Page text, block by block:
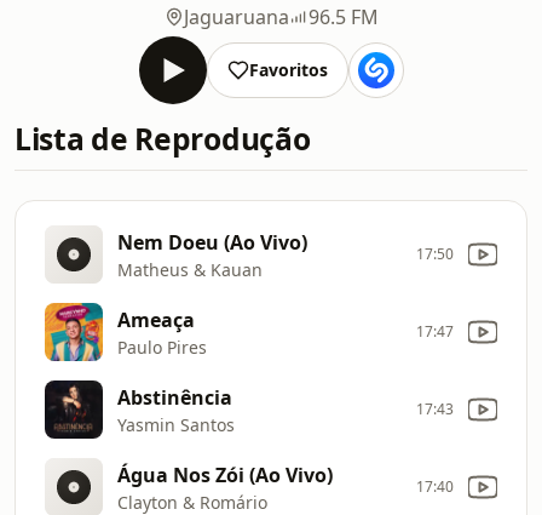
Jaguaruana
96.5 FM
Favoritos
Lista de Reprodução
Nem Doeu (Ao Vivo)
Matheus & Kauan
17:50
Ameaça
Paulo Pires
17:47
Abstinência
Yasmin Santos
17:43
Água Nos Zói (Ao Vivo)
Clayton & Romário
17:40